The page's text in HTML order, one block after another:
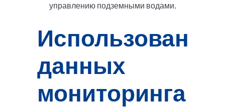
управлению подземными водами.
Использование
данных
мониторинга